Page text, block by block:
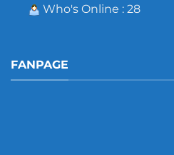
Who's Online : 28
FANPAGE